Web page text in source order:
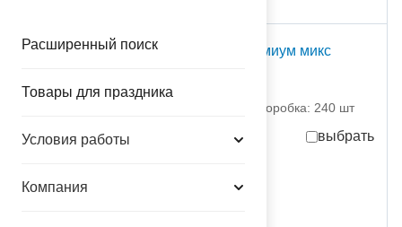
Расширенный поиск
Товары для праздника
Условия работы
Компания
Пакет бум подар Премиум микс
1509-0920 NO NAME
партия поставки: 20 шт коробка: 240 шт
выбрать
2 020,00руб.